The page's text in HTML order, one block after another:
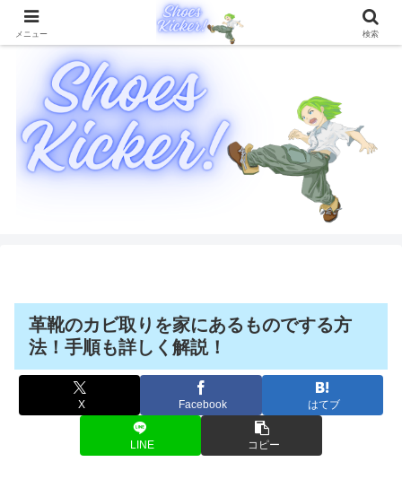
靴に関することを徹底的に解説したブログメディア
革靴のカビ取りを家にあるものでする方
法！手順も詳しく解説！
X Facebook はてブ
LINE コピー
メニュー 検索